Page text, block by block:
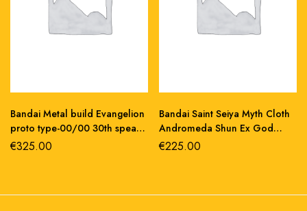
Bandai Metal build Evangelion
proto type-00/00 30th spear
longinus action figure
€325.00
Bandai Saint Seiya Myth Cloth
Andromeda Shun Ex God
Cloth v4 action figure 17 cm
€225.00